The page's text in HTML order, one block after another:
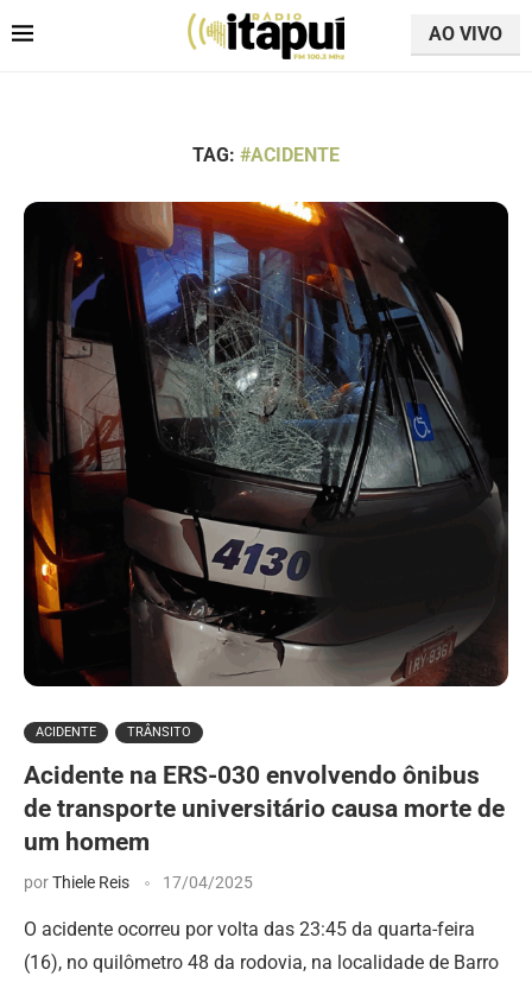
AO VIVO
TAG: #ACIDENTE
ACIDENTE TRÂNSITO
Acidente na ERS-030 envolvendo ônibus
de transporte universitário causa morte de
um homem
porThiele Reis 17/04/2025
O acidente ocorreu por volta das 23:45 da quarta-feira
(16), no quilômetro 48 da rodovia, na localidade de Barro